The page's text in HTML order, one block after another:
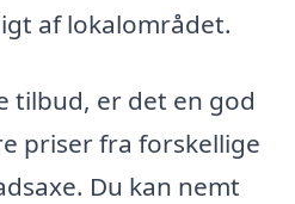
af lokalområdet.
tilbud, er det en god
priser fra forskellige
Du kan nemt